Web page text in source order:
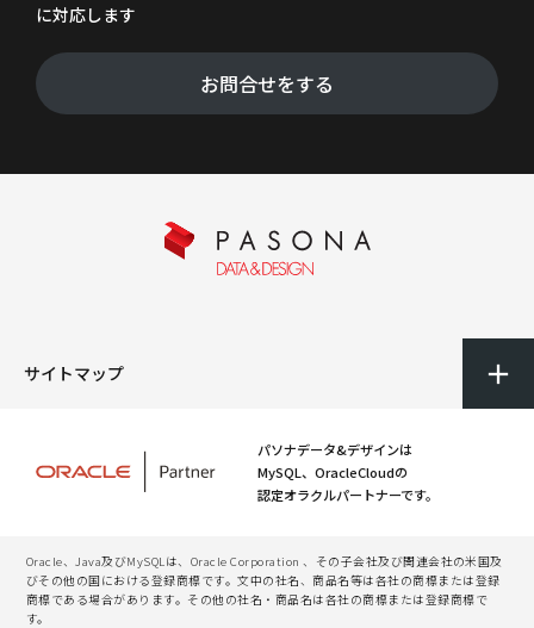
に対応します
お問合せをする
サイトマップ
パソナデータ&デザインは
MySQL、OracleCloudの
認定オラクルパートナーです。
Oracle、Java及びMySQLは、Oracle Corporation 、その子会社及び関連会社の米国及
びその他の国における登録商標です。文中の社名、商品名等は各社の商標または登録
商標である場合があります。その他の社名・商品名は各社の商標または登録商標で
す。